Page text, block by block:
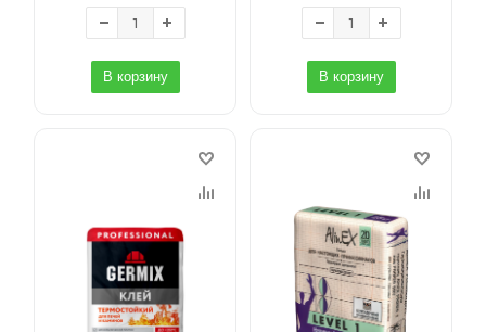
В корзину В корзину